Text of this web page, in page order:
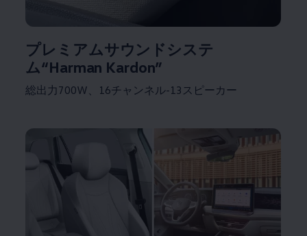
プレミアムサウンドシステ
ム“Harman Kardon”
総出力700W、16チャンネル-13スピーカー